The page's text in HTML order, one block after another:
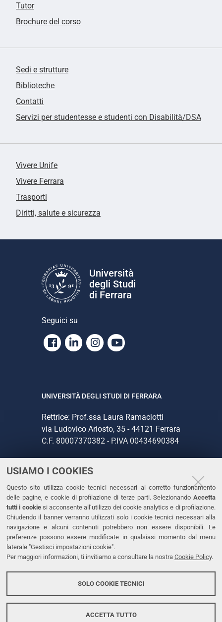
USIAMO I COOKIES
Questo sito utilizza cookie tecnici necessari al corretto funzionamento
delle pagine, e cookie di profilazione di terze parti. Selezionando Accetta
tutti i cookiesi acconsente all’utilizzo dei cookie analytics e di profilazione.
Chiudendo il banner verranno utilizzati solo i cookie tecnici necessari alla
navigazione e alcuni contenuti potrebbero non essere disponibili. Le
preferenze possono essere modificate in qualsiasi momento dal menu
laterale "Gestisci impostazioni cookie".
Per maggiori informazioni, ti invitiamo a consultare la nostra Cookie Policy.
SOLO COOKIE TECNICI
ACCETTA TUTTO
Tutor
Brochure del corso
Sedi e strutture
Biblioteche
Contatti
Servizi per studentesse e studenti con Disabilità/DSA
Vivere Unife
Vivere Ferrara
Trasporti
Diritti, salute e sicurezza
Università
degli Studi
di Ferrara
Seguici su
Facebook
LinkedinInstagram
Youtube
UNIVERSITÀ DEGLI STUDI DI FERRARA
Rettrice: Prof.ssa Laura Ramaciotti
via Ludovico Ariosto, 35 - 44121 Ferrara
C.F. 80007370382 - P.IVA 00434690384
CONTATTI
Tel. +39 0532 293111
Fax. +39 0532 293031
PEC
LINKS
Dichiarazione di accessibilità
Protezione dati personali